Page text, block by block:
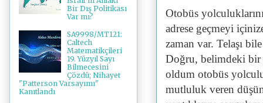
Otobüs
adrese geçmeyi
zaman var. Telaşı
Doğru, belimdeki bir
oldum otobüs
mutluluk veren
Bir Dış Politikası
Var mı?
SA9998/MT121:
Caltech
Matematikçileri
19. Yüzyıl Sayı
Bilmecesini
Çözdü; Nihayet
"Patterson Varsayımı"
Kanıtlandı